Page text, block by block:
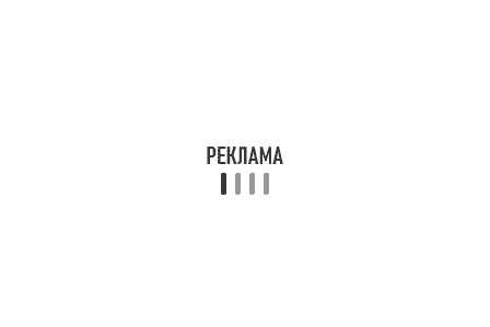
Груши с апельсинами